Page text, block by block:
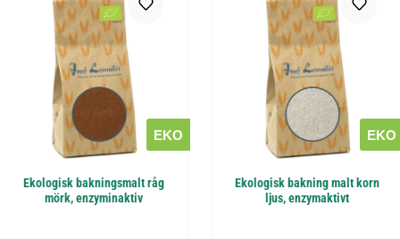
EKO
Ekologisk bakningsmalt råg
mörk, enzyminaktiv
EKO
Ekologisk bakning malt korn
ljus, enzymaktivt